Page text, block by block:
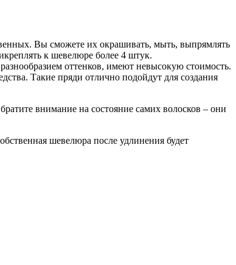
Вы сможете их окрашивать, мыть, выпрямлять
к шевелюре более 4 штук.
оттенков, имеют невысокую стоимость.
Такие пряди отлично подойдут для создания
внимание на состояние самих волосков – они
шевелюра после удлинения будет